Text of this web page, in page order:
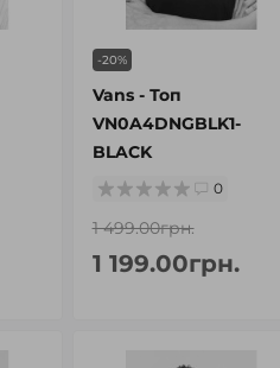
-20%
Vans - Топ
VN0A4DNGBLK1-
BLACK
0
1 499.00грн.
1 199.00грн.